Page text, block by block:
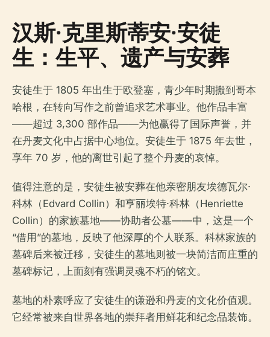
汉斯·克里斯蒂安·安徒
生：生平、遗产与安葬
安徒生于 1805 年出生于欧登塞，青少年时期搬到哥本
哈根，在转向写作之前曾追求艺术事业。他作品丰富
——超过 3,300 部作品——为他赢得了国际声誉，并
在丹麦文化中占据中心地位。安徒生于 1875 年去世，
享年 70 岁，他的离世引起了整个丹麦的哀悼。
值得注意的是，安徒生被安葬在他亲密朋友埃德瓦尔·
科林（Edvard Collin）和亨丽埃特·科林（Henriette
Collin）的家族墓地——协助者公墓——中，这是一个
“借用”的墓地，反映了他深厚的个人联系。科林家族的
墓碑后来被迁移，安徒生的墓地则被一块简洁而庄重的
墓碑标记，上面刻有强调灵魂不朽的铭文。
墓地的朴素呼应了安徒生的谦逊和丹麦的文化价值观。
它经常被来自世界各地的崇拜者用鲜花和纪念品装饰。